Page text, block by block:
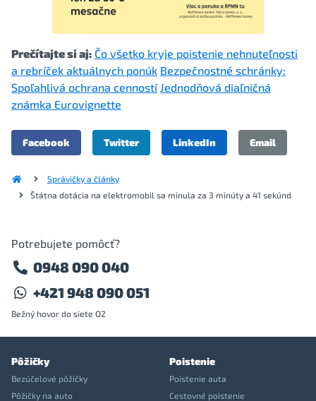
Prečítajte si aj: Čo všetko kryje poistenie nehnuteľnosti
a rebríček aktuálnych ponúk Bezpečnostné schránky:
Spoľahlivá ochrana cenností Jednodňová diaľničná
známka Eurovignette
Facebook Twitter LinkedIn Email
Správičky a články
Štátna dotácia na elektromobil sa minula za 3 minúty a 41 sekúnd
Potrebujete pomôcť?
0948 090 040
+421 948 090 051
Bežný hovor do siete O2
Pôžičky
Bezúčelové pôžičky
Pôžičky na auto
Poistenie
Poistenie auta
Cestovné poistenie